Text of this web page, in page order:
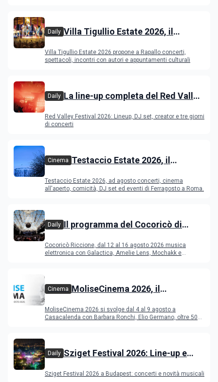
Daily Villa Tigullio Estate 2026, il
Villa Tigullio Estate 2026 propone a Rapallo concerti,
spettacoli, incontri con autori e appuntamenti culturali
Daily La line-up completa del Red Valley
Red Valley Festival 2026: Lineup, DJ set, creator e tre giorni
di concerti
Cinema Testaccio Estate 2026, il
Ferragosto
Testaccio Estate 2026, ad agosto concerti, cinema
all'aperto, comicità, DJ set ed eventi di Ferragosto a Roma.
Daily Il programma del Cocoricò di
Cocoricò Riccione, dal 12 al 16 agosto 2026 musica
elettronica con Galactica, Amelie Lens, Mochakk e
Cinema MoliseCinema 2026, il
MoliseCinema 2026 si svolge dal 4 al 9 agosto a
Casacalenda con Barbara Ronchi, Elio Germano, oltre 50
Daily Sziget Festival 2026: Line-up e
Sziget Festival 2026 a Budapest: concerti e novità musicali